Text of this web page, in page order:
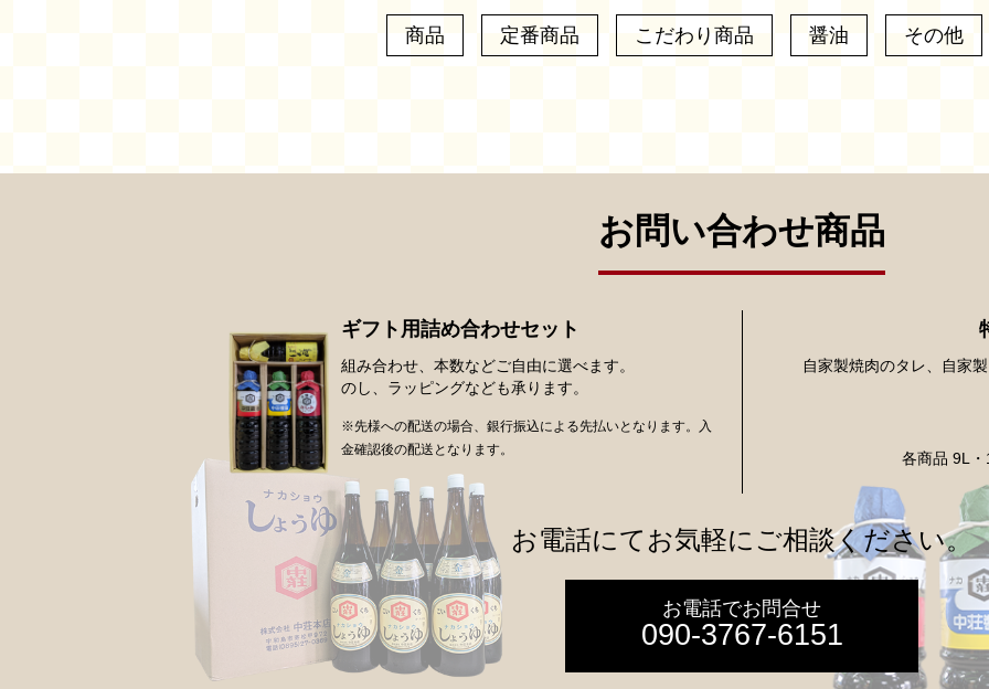
商品 定番商品 こだわり商品 醤油 その他
お問い合わせ商品
ギフト用詰め合わせセット
組み合わせ、本数などご自由に選べます。
のし、ラッピングなども承ります。
※先様への配送の場合、銀行振込による先払いとなります。入
金確認後の配送となります。
自家製焼肉のタレ、自家
各商品 9L
お電話にてお気軽にご相談ください。
お電話でお問合せ
090-3767-6151